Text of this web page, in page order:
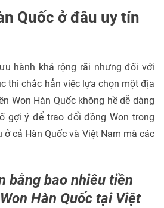
Quốc ở đâu uy tín
hành khá rộng rãi nhưng đối với
thì chắc hẳn việc lựa chọn một địa
Won Hàn Quốc không hề dễ dàng
gợi ý để trao đổi đồng Won trong
cả Hàn Quốc và Việt Nam mà các
bằng bao nhiêu tiền
Hàn Quốc tại Việt